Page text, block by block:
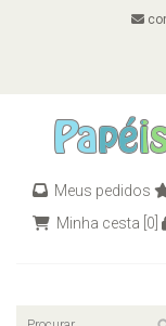
Meus pedidos
Minha cesta [0]